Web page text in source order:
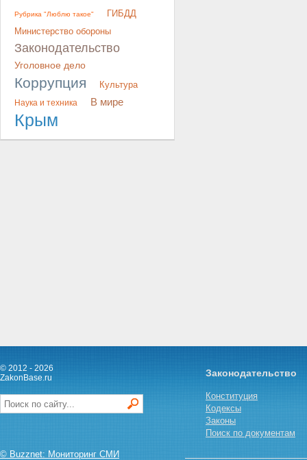
Рубрика "Люблю такое"
ГИБДД
Министерство обороны
Законодательство
Уголовное дело
Коррупция Культура
Наука и техника В мире
Крым
© 2012 - 2026
ZakonBase.ru
© Buzznet: Мониторинг СМИ
Законодательство
Конституция
Кодексы
Законы
Поиск по документам